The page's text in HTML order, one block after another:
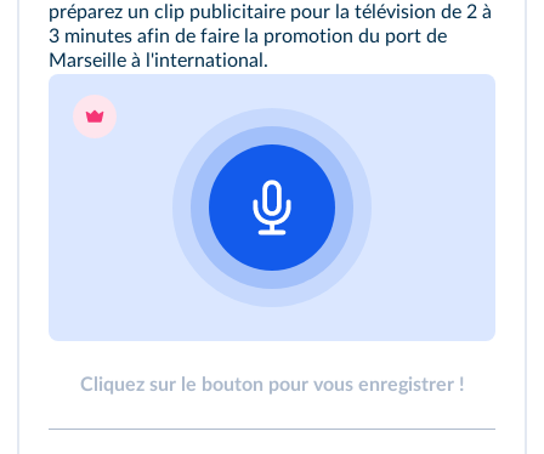
préparez un clip publicitaire pour la télévision de 2 à
3 minutes afin de faire la promotion du port de
Marseille à l'international.
Cliquez sur le bouton pour vous enregistrer !